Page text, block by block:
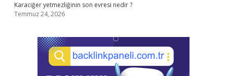
Karaciğer yetmezliğinin son evresi nedir ?
Temmuz 24, 2026